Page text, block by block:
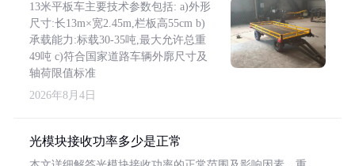
13米平板车主要技术参数包括: a)外形
尺寸:长13m×宽2.45m,栏板高55cm b)
承载能力:标载30-35吨,最大允许总重
49吨 c)符合国家道路车辆外廓尺寸及
轴荷限值标准
2026年8月4日
光模块接收功率多少是正常